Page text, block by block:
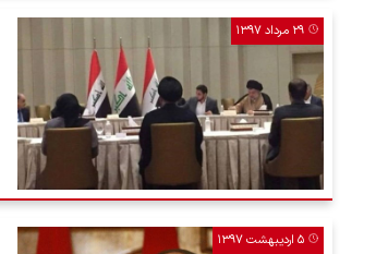
۲۹ مرداد ۱۳۹۷
۵ اردیبهشت ۱۳۹۷